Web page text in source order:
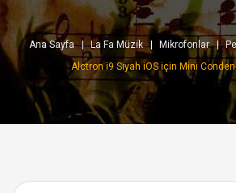
Ana Sayfa La Fa Müzik Mikrofonlar
Alctron i9 Siyah iOS için Mini